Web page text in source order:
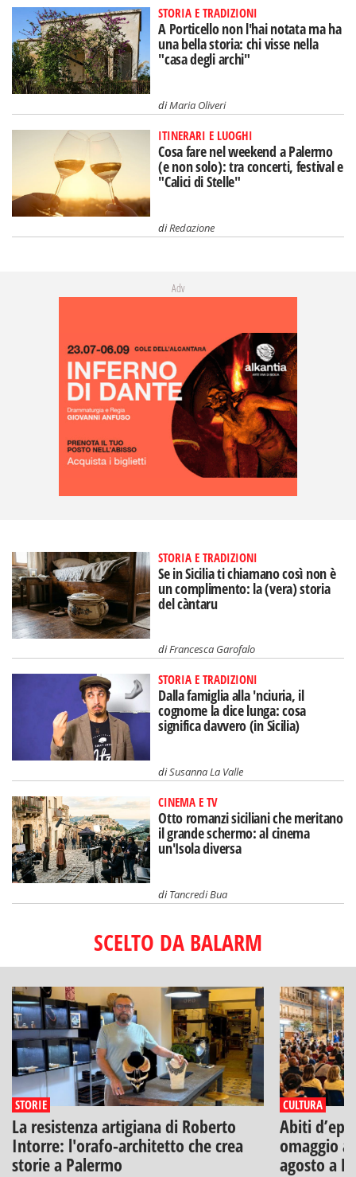
STORIA E TRADIZIONI
A Porticello non l'hai notata ma ha
una bella storia: chi visse nella
"casa degli archi"
diMaria Oliveri
ITINERARI E LUOGHI
Cosa fare nel weekend a Palermo
(e non solo): tra concerti, festival e
"Calici di Stelle"
diRedazione
Adv
STORIA E TRADIZIONI
Se in Sicilia ti chiamano così non è
un complimento: la (vera) storia
del càntaru
diFrancesca Garofalo
STORIA E TRADIZIONI
Dalla famiglia alla 'nciuria, il
cognome la dice lunga: cosa
significa davvero (in Sicilia)
diSusanna La Valle
CINEMA E TV
Otto romanzi siciliani che meritano
il grande schermo: al cinema
un'Isola diversa
diTancredi Bua
SCELTO DA BALARM
STORIE
La resistenza artigiana di Roberto
Intorre: l'orafo-architetto che crea
storie a Palermo
CULTURA
Abiti
omaggio
agosto a